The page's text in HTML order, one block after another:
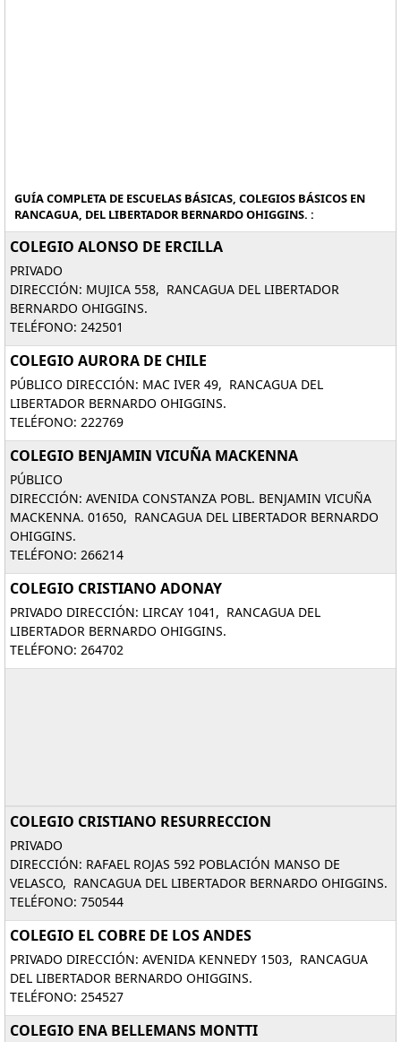
GUÍA COMPLETA DE ESCUELAS BÁSICAS, COLEGIOS BÁSICOS EN
RANCAGUA, DEL LIBERTADOR BERNARDO OHIGGINS. :
COLEGIO ALONSO DE ERCILLA
PRIVADO
DIRECCIÓN: MUJICA 558, RANCAGUA DEL LIBERTADOR
BERNARDO OHIGGINS.
TELÉFONO: 242501
COLEGIO AURORA DE CHILE
PÚBLICO DIRECCIÓN: MAC IVER 49, RANCAGUA DEL
LIBERTADOR BERNARDO OHIGGINS.
TELÉFONO: 222769
COLEGIO BENJAMIN VICUÑA MACKENNA
PÚBLICO
DIRECCIÓN: AVENIDA CONSTANZA POBL. BENJAMIN VICUÑA
MACKENNA. 01650, RANCAGUA DEL LIBERTADOR BERNARDO
OHIGGINS.
TELÉFONO: 266214
COLEGIO CRISTIANO ADONAY
PRIVADO DIRECCIÓN: LIRCAY 1041, RANCAGUA DEL
LIBERTADOR BERNARDO OHIGGINS.
TELÉFONO: 264702
COLEGIO CRISTIANO RESURRECCION
PRIVADO
DIRECCIÓN: RAFAEL ROJAS 592 POBLACIÓN MANSO DE
VELASCO, RANCAGUA DEL LIBERTADOR BERNARDO OHIGGINS.
TELÉFONO: 750544
COLEGIO EL COBRE DE LOS ANDES
PRIVADO DIRECCIÓN: AVENIDA KENNEDY 1503, RANCAGUA
DEL LIBERTADOR BERNARDO OHIGGINS.
TELÉFONO: 254527
COLEGIO ENA BELLEMANS MONTTI